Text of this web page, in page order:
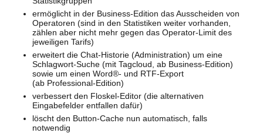
ermöglicht in der Business-Edition das Ausscheiden von
Operatoren (sind in den Statistiken weiter vorhanden,
zählen aber nicht mehr gegen das Operator-Limit des
jeweiligen Tarifs)
erweitert die Chat-Historie (Administration) um eine
Schlagwort-Suche (mit Tagcloud, ab Business-Edition)
sowie um einen Word®- und RTF-Export
(ab Professional-Edition)
verbessert den Floskel-Editor (die alternativen
Eingabefelder entfallen dafür)
löscht den Button-Cache nun automatisch, falls
notwendig